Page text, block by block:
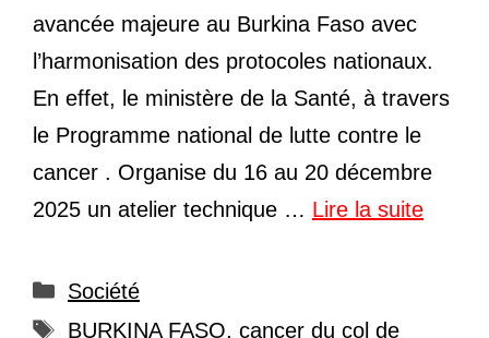
avancée majeure au Burkina Faso avec
l’harmonisation des protocoles nationaux.
En effet, le ministère de la Santé, à travers
le Programme national de lutte contre le
cancer . Organise du 16 au 20 décembre
2025 un atelier technique … Lire la suite
Catégories
Société
Étiquettes
BURKINA FASO, cancer du col de